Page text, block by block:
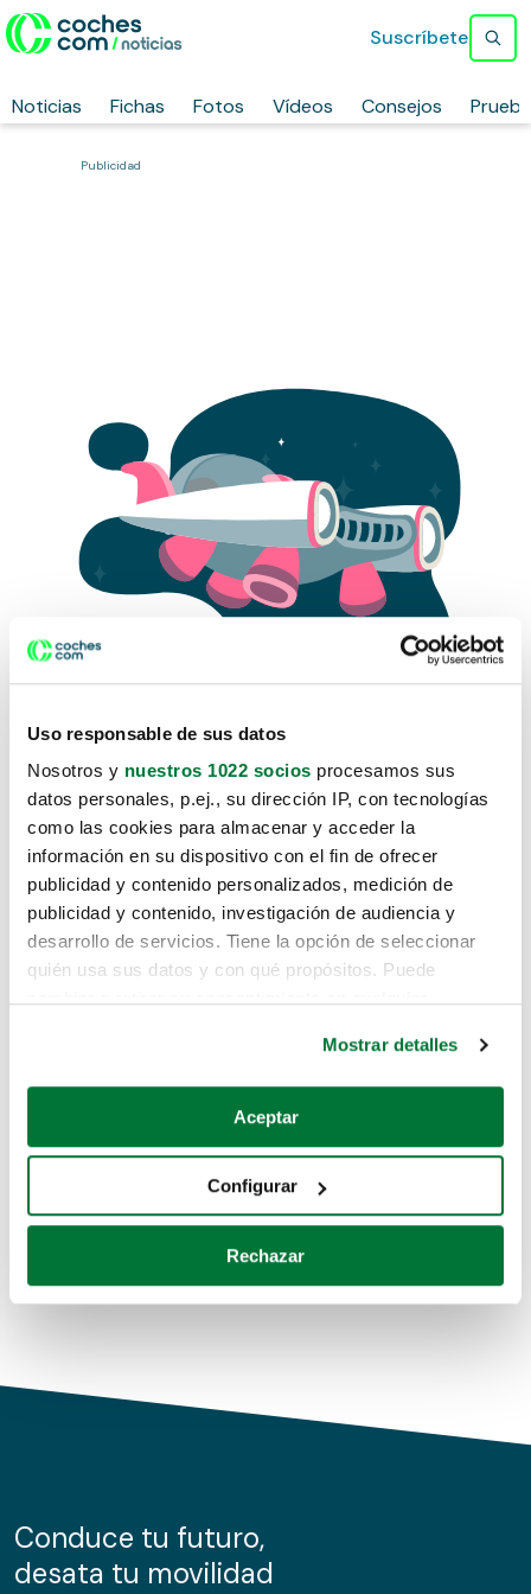
Uso responsable de sus datos
Nosotros y nuestros 1022 socios procesamos sus
datos personales, p.ej., su dirección IP, con tecnologías
como las cookies para almacenar y acceder la
información en su dispositivo con el fin de ofrecer
publicidad y contenido personalizados, medición de
publicidad y contenido, investigación de audiencia y
desarrollo de servicios. Tiene la opción de seleccionar
quién usa sus datos y con qué propósitos. Puede
Si lo permite, también quisiéramos:
Recopilar información sobre su ubicación geográfica
Identificar su dispositivo analizándolo activamente
para buscar características específicas (huellas
Obtenga más información sobre cómo se procesan sus
de cookies.
información sobre el uso que haga del sitio web con
nuestros partners de redes sociales, publicidad y análisis
Mostrar detalles
Aceptar
Configurar
Rechazar
Noticias Fichas Fotos Vídeos Consejos
Suscríbete
Publicidad
Lo sentimos, no sabemos como
te hemos traido hasta aquí.
Pero puedes encontrar el coche que estás
buscando en alguno de estos enlaces:
Coches de segunda mano
Coches de km0
Conduce tu futuro,
desata tu movilidad